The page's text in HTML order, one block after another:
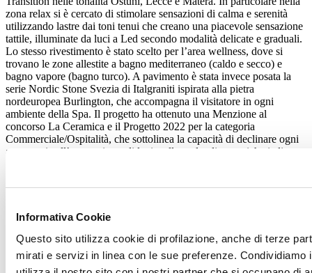
Informativa Cookie
Questo sito utilizza cookie di profilazione, anche di terze
mirati e servizi in linea con le sue preferenze.
zona relax si è cercato di stimolare sensazioni di calma e serenità
utilizzando lastre dai toni tenui che creano una piacevole sensazione
tattile, illuminate da luci a Led secondo modalità delicate e graduali.
Lo stesso rivestimento è stato scelto per l’area wellness, dove si
trovano le zone allestite a bagno mediterraneo (caldo e secco) e
bagno vapore (bagno turco). A pavimento è stata invece posata la
serie Nordic Stone Svezia di Italgraniti ispirata alla pietra
nordeuropea Burlington, che accompagna il visitatore in ogni
ambiente della Spa. Il progetto ha ottenuto una Menzione al
concorso La Ceramica e il Progetto 2022 per la categoria
Commerciale/Ospitalità, che sottolinea la capacità di declinare ogni
area grazie all’uso sapiente di luci e alla scelta di ceramiche italiane,
Italgraniti
Up Stone
Beige
30x60 cm